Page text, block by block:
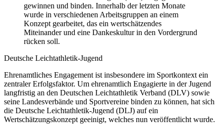
gewinnen und binden. Innerhalb der letzten Monate
wurde in verschiedenen Arbeitsgruppen an einem
Konzept gearbeitet, das ein wertschätzendes
Miteinander und eine Dankeskultur in den Vordergrund
rücken soll.
Deutsche Leichtathletik-Jugend
Ehrenamtliches Engagement ist insbesondere im Sportkontext ein
zentraler Erfolgsfaktor. Um ehrenamtlich Engagierte in der Jugend
langfristig an den Deutschen Leichtathletik Verband (DLV) sowie
seine Landesverbände und Sportvereine binden zu können, hat sich
die Deutsche Leichtathletik-Jugend (DLJ) auf ein
Wertschätzungskonzept geeinigt, welches nun veröffentlicht wurde.